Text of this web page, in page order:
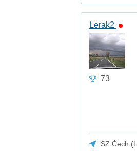
Lerak2
73
SZ Čech